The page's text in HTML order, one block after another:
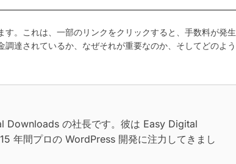
。これは、一部のリンクをクリックすると、手数料が発生
達されているか、なぜそれが重要なのか、そしてどのよう
Downloads の社長です。彼は Easy Digital
年間プロの WordPress 開発に注力してきまし